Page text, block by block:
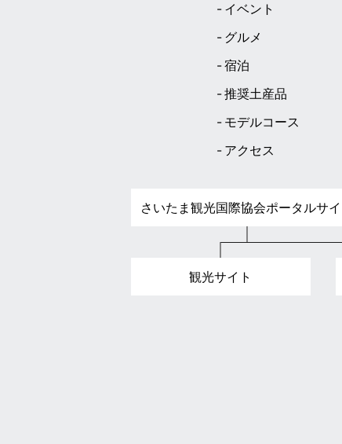
イベント
グルメ
宿泊
推奨土産品
モデルコース
アクセス
さいたま観光国際協会ポータルサイ
観光サイト